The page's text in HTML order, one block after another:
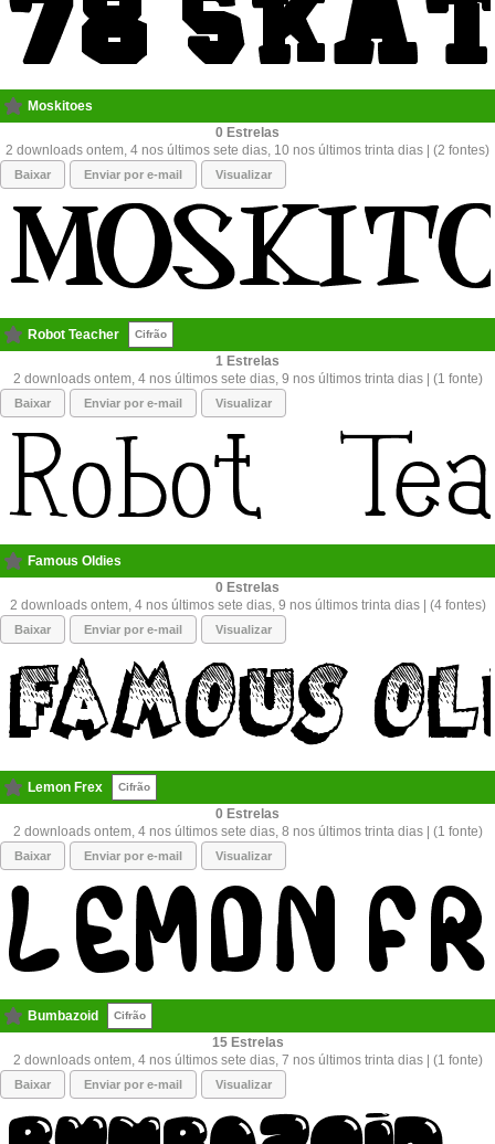
Moskitoes
0
2 downloads ontem, 4 nos últimos sete dias, 10 nos últimos trinta dias | (2 fontes)
Baixar Enviar por e-mail Visualizar
Robot Teacher Cifrão
1
2 downloads ontem, 4 nos últimos sete dias, 9 nos últimos trinta dias | (1 fonte)
Baixar Enviar por e-mail Visualizar
Famous Oldies
0
2 downloads ontem, 4 nos últimos sete dias, 9 nos últimos trinta dias | (4 fontes)
Baixar Enviar por e-mail Visualizar
Lemon Frex Cifrão
0
2 downloads ontem, 4 nos últimos sete dias, 8 nos últimos trinta dias | (1 fonte)
Baixar Enviar por e-mail Visualizar
Bumbazoid Cifrão
15
2 downloads ontem, 4 nos últimos sete dias, 7 nos últimos trinta dias | (1 fonte)
Baixar Enviar por e-mail Visualizar